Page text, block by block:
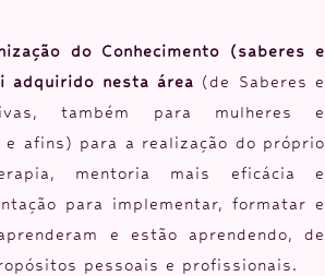
do Conhecimento (saberes e
adquirido nesta área (de Saberes e
também para mulheres e
afins) para a realização do próprio
mentoria mais eficácia e
para implementar, formatar e
e estão aprendendo, de
pessoais e profissionais.